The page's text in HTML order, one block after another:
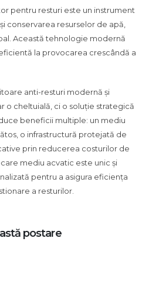
pentru resturi este un instrument
conservarea resurselor de apă,
Această tehnologie modernă
la provocarea crescândă a
anti-resturi modernă și
o cheltuială, ci o soluție strategică
beneficii multiple: un mediu
o infrastructură protejată de
prin reducerea costurilor de
mediu acvatic este unic și
pentru a asigura eficiența
a resturilor.
postare